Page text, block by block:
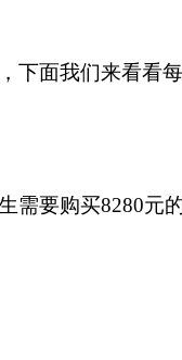
面我们来看看每
需要购买8280元